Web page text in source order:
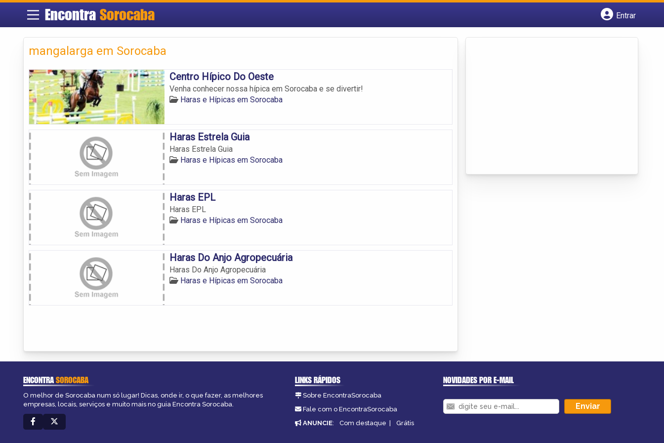
Encontra Sorocaba
Entrar
mangalarga em Sorocaba
Centro Hípico Do Oeste
Venha conhecer nossa hípica em Sorocaba e se divertir!
Haras e Hípicas em Sorocaba
Haras Estrela Guia
Haras Estrela Guia
Haras e Hípicas em Sorocaba
Haras EPL
Haras EPL
Haras e Hípicas em Sorocaba
Haras Do Anjo Agropecuária
Haras Do Anjo Agropecuária
Haras e Hípicas em Sorocaba
ENCONTRASOROCABA
O melhor de Sorocaba num só lugar! Dicas, onde ir, o que fazer, as melhores
empresas, locais, serviços e muito mais no guia Encontra Sorocaba.
LINKS RÁPIDOS
Sobre EncontraSorocaba
Fale com o EncontraSorocaba
ANUNCIE: Com destaque | Grátis
NOVIDADES POR E-MAIL